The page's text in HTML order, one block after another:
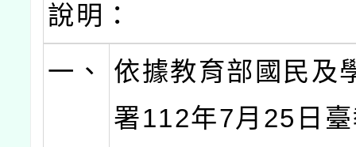
說明：
一、
依據教育部國民及
署112年7月25日